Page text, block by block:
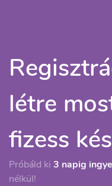
létre
fizess
Próbáld ki 3 napig
nélkül!